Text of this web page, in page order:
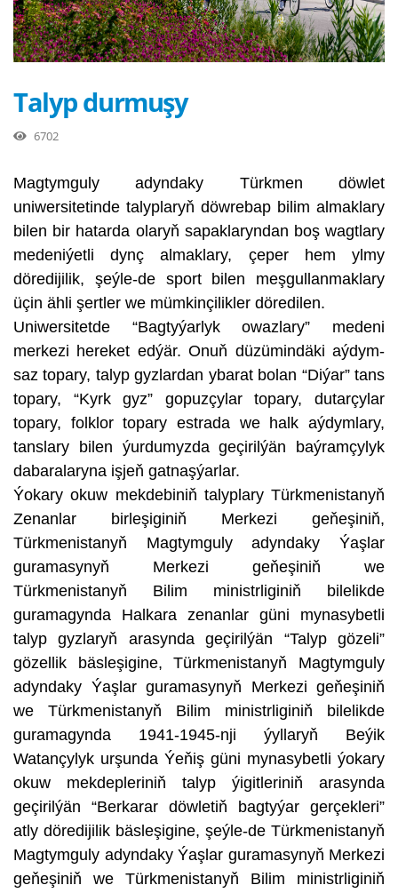
Talyp durmuşy
6702
Magtymguly adyndaky Türkmen döwlet
uniwersitetinde talyplaryň döwrebap bilim almaklary
bilen bir hatarda olaryň sapaklaryndan boş wagtlary
medeniýetli dynç almaklary, çeper hem ylmy
döredijilik, şeýle-de sport bilen meşgullanmaklary
üçin ähli şertler we mümkinçilikler döredilen.
Uniwersitetde “Bagtyýarlyk owazlary” medeni
merkezi hereket edýär. Onuň düzümindäki aýdym-
saz topary, talyp gyzlardan ybarat bolan “Diýar” tans
topary, “Kyrk gyz” gopuzçylar topary, dutarçylar
topary, folklor topary estrada we halk aýdymlary,
tanslary bilen ýurdumyzda geçirilýän baýramçylyk
dabaralaryna işjeň gatnaşýarlar.
Ýokary okuw mekdebiniň talyplary Türkmenistanyň
Zenanlar birleşiginiň Merkezi geňeşiniň,
Türkmenistanyň Magtymguly adyndaky Ýaşlar
guramasynyň Merkezi geňeşiniň we
Türkmenistanyň Bilim ministrliginiň bilelikde
guramagynda Halkara zenanlar güni mynasybetli
talyp gyzlaryň arasynda geçirilýän “Talyp gözeli”
gözellik bäsleşigine, Türkmenistanyň Magtymguly
adyndaky Ýaşlar guramasynyň Merkezi geňeşiniň
we Türkmenistanyň Bilim ministrliginiň bilelikde
guramagynda 1941-1945-nji ýyllaryň Beýik
Watançylyk urşunda Ýeňiş güni mynasybetli ýokary
okuw mekdepleriniň talyp ýigitleriniň arasynda
geçirilýän “Berkarar döwletiň bagtyýar gerçekleri”
atly döredijilik bäsleşigine, şeýle-de Türkmenistanyň
Magtymguly adyndaky Ýaşlar guramasynyň Merkezi
geňeşiniň we Türkmenistanyň Bilim ministrliginiň